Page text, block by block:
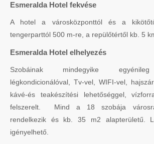
Esmeralda Hotel fekvése
A hotel a városközponttól és a
tengerparttól 500 m-re, a repülőtértől kb. 5
Esmeralda Hotel elhelyezés
Szobáinak mindegyike egyénileg
légkondicionálóval, Tv-vel, WIFI-vel,
kávé-és teakészítési lehetőséggel,
felszerelt. Mind a 18 szobája
rendelkezik és kb. 35 m2 alapterületű.
igényelhető.